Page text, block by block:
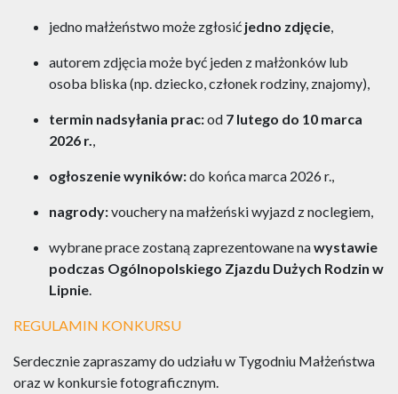
jedno małżeństwo może zgłosić jedno zdjęcie,
autorem zdjęcia może być jeden z małżonków lub
osoba bliska (np. dziecko, członek rodziny, znajomy),
termin nadsyłania prac:od 7 lutego do 10 marca
2026 r.,
ogłoszenie wyników:do końca marca 2026 r.,
nagrody:vouchery na małżeński wyjazd z noclegiem,
wybrane prace zostaną zaprezentowane nawystawie
podczas Ogólnopolskiego Zjazdu Dużych Rodzin w
Lipnie.
REGULAMIN KONKURSU
Serdecznie zapraszamy do udziału w Tygodniu Małżeństwa
oraz w konkursie fotograficznym.